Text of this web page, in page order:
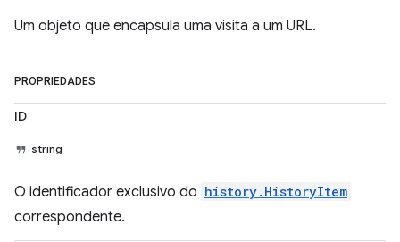
Um objeto que encapsula uma visita a um URL.
PROPRIEDADES
ID
string
O identificador exclusivo do history.HistoryItem
correspondente.